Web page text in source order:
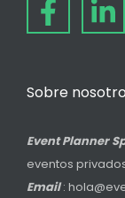
Sobre
Event Planner
eventos
Email: